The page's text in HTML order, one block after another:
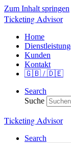
Zum Inhalt springen
Ticketing Advisor
Home
Kunden
Kontakt
🇬🇧 / 🇩🇪
Search
Suche
Ticketing Advisor
Search